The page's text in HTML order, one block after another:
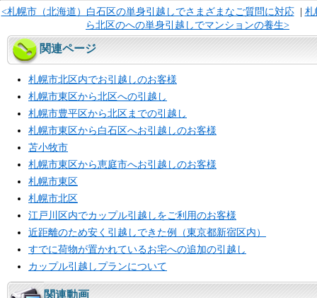
<札幌市（北海道）白石区の単身引越しでさまざまなご質問に対応| 札
ら北区のへの単身引越しでマンションの養生>
関連ページ
札幌市北区内でお引越しのお客様
札幌市東区から北区への引越し
札幌市豊平区から北区までの引越し
札幌市東区から白石区へお引越しのお客様
苫小牧市
札幌市東区から恵庭市へお引越しのお客様
札幌市東区
札幌市北区
江戸川区内でカップル引越しをご利用のお客様
近距離のため安く引越しできた例（東京都新宿区内）
すでに荷物が置かれているお宅への追加の引越し
カップル引越しプランについて
関連動画